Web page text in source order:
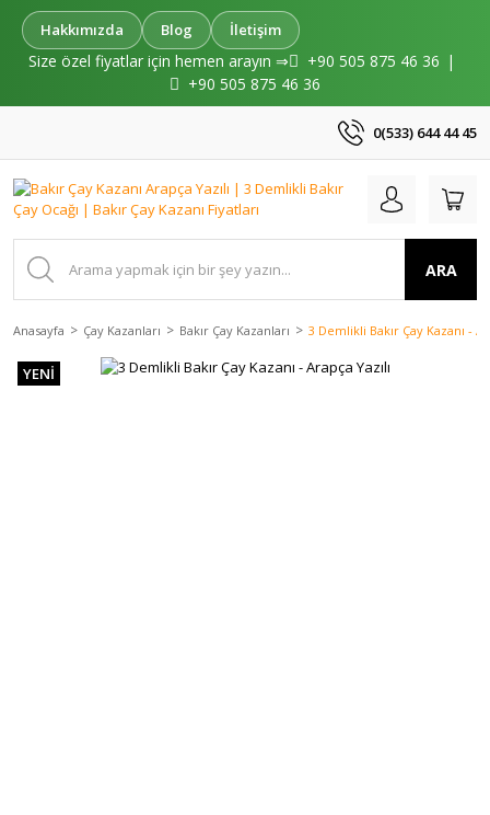
Hakkımızda Blog İletişim
Size özel fiyatlar için hemen arayın ⇒ +90 505 875 46 36 |
+90 505 875 46 36
0(533) 644 44 45
ARA
Anasayfa Çay Kazanları Bakır Çay Kazanları 3 Demlikli Bakır Çay Kazanı -
YENİ